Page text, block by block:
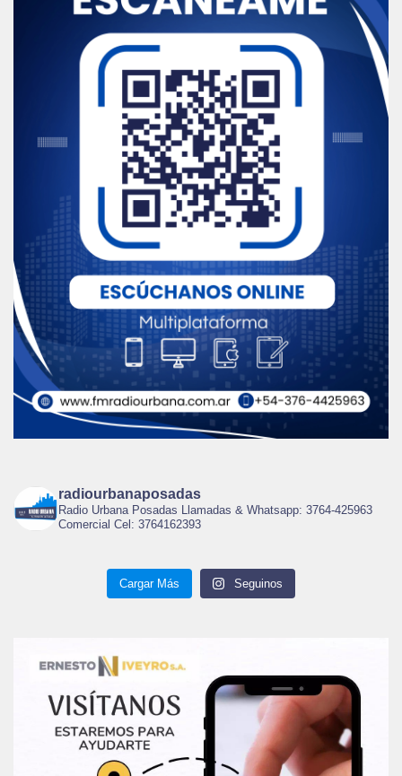
radiourbanaposadas
Radio Urbana Posadas Llamadas & Whatsapp: 3764-425963
Comercial Cel: 3764162393
Cargar Más Seguinos